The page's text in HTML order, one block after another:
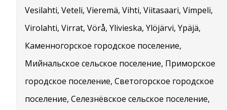
Vesilahti, Veteli, Vieremä, Vihti, Viitasaari, Vimpeli,
Virolahti, Virrat, Vörå, Ylivieska, Ylöjärvi, Ypäjä,
Каменногорское городское поселение,
Мийнальское сельское поселение, Приморское
городское поселение, Светогорское городское
поселение, Селезнёвское сельское поселение,